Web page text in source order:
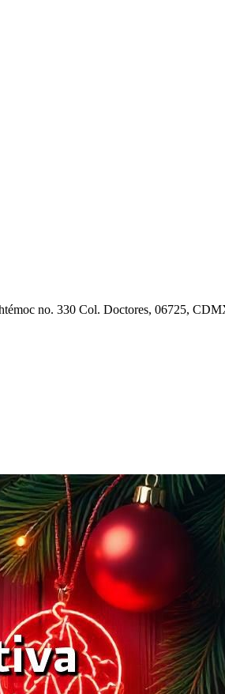
no. 330 Col. Doctores, 06725,